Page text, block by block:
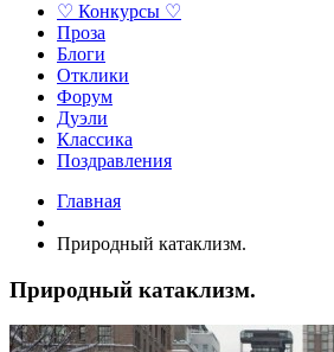
♡ Конкурсы ♡
Проза
Блоги
Отклики
Форум
Дуэли
Классика
Поздравления
Главная
Природный катаклизм.
Природный катаклизм.